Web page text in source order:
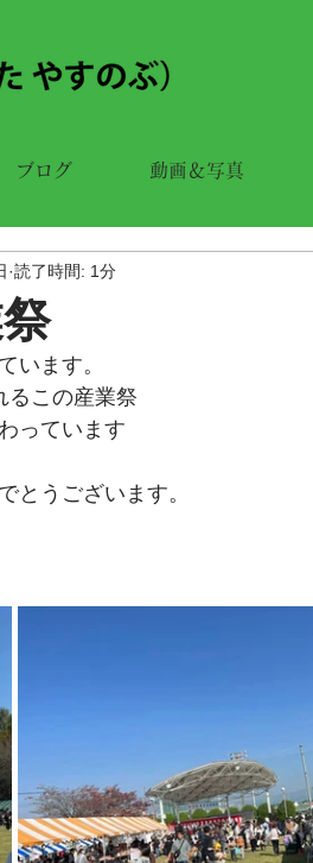
ブログ 動画＆写真
読了時間: 1分
います。
るこの産業祭
っています
とうございます。